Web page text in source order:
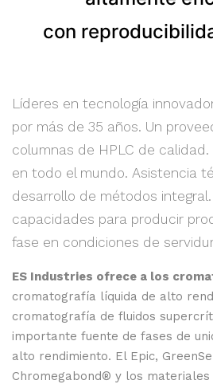
con
Líderes en tecnología
por más de 35 años. Un
columnas de HPLC de
en todo el mundo. Asistencia
desarrollo de métodos integral.
capacidades para producir
fase en condiciones de
ES Industries ofrece a los
cromatografía líquida de alto
cromatografía de fluidos
importante fuente de fases de
alto rendimiento. El Epic,
Chromegabond® y los materiales